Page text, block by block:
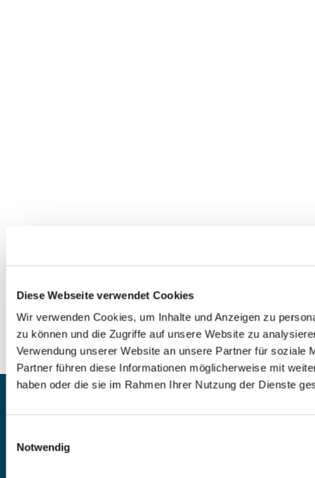
Diese Webseite verwendet Cookies
Wir verwenden Cookies, um Inhalte und Anzeigen zu
zu können und die Zugriffe auf unsere Website zu
Verwendung unserer Website an unsere Partner für soziale
Partner führen diese Informationen möglicherweise mit
haben oder die sie im Rahmen Ihrer Nutzung der Dienste
Notwendig
0 Feed